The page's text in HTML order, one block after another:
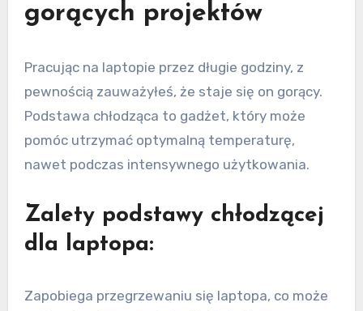
gorących projektów
Pracując na laptopie przez długie godziny, z
pewnością zauważyłeś, że staje się on gorący.
Podstawa chłodząca to gadżet, który może
pomóc utrzymać optymalną temperaturę,
nawet podczas intensywnego użytkowania.
Zalety podstawy chłodzącej
dla laptopa:
Zapobiega przegrzewaniu się laptopa, co może